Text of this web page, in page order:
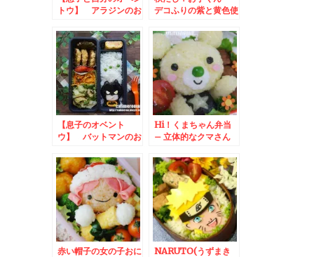
トウ】 アラジンのお
デコふりの紫と黄色使
【息子のオベント
ウ】 バットマンのお
Hi！くまちゃん弁当
– 立体的なクマさん
赤い帽子の女の子おに
NARUTO(うずまき